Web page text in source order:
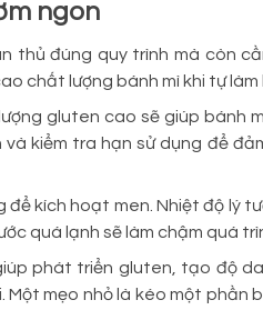
ngon
thủ đúng quy trình mà còn
chất lượng bánh mì khi tự làm
gluten cao sẽ giúp bánh
kiểm tra hạn sử dụng để
để kích hoạt men. Nhiệt độ lý
quá lạnh sẽ làm chậm quá
phát triển gluten, tạo độ
mẹo nhỏ là kéo một phần